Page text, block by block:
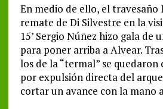
En medio de ello, el travesaño
remate de Di Silvestre en la
15’ Sergio Núñez hizo gala de
para poner arriba a Alvear.
los de la “termal” se quedaron
por expulsión directa del
cortar un avance con la mano